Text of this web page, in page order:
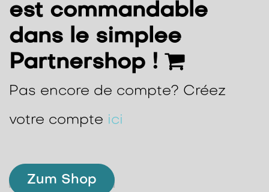
est commandable
dans le simplee
Partnershop !
Pas encore de compte? Créez
votre compte ici
Zum Shop